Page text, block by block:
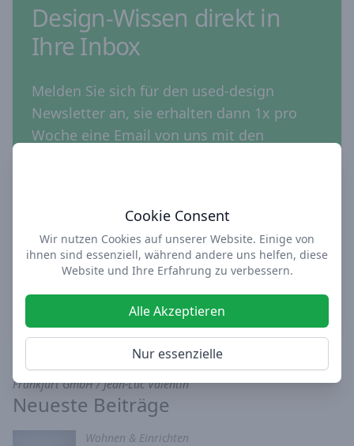
Design-Wissen direkt in
Ihre Inbox
Melden Sie sich für den used-design
Newsletter an, sie erhalten dann 1x pro
Woche eine Email von uns mit den
Newsletter abonnieren
Titelbild: Nordstil Messe in Hamburg | photo credit: Messe
Frankfurt GmbH / Jean-Luc Valentin
Neueste Beiträge
Wohnen & Einrichten
Cookie Consent
Wir nutzen Cookies auf unserer Website. Einige von
ihnen sind essenziell, während andere uns helfen, diese
Website und Ihre Erfahrung zu verbessern.
Alle Akzeptieren
Nur essenzielle